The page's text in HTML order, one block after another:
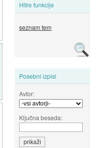
Hitre funkcije
seznam tem
Posebni izpisi
Avtor:
Ključna beseda: